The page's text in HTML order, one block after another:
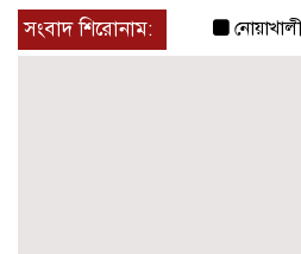
সংবাদ শিরোনাম:
নোয়াখালীতে